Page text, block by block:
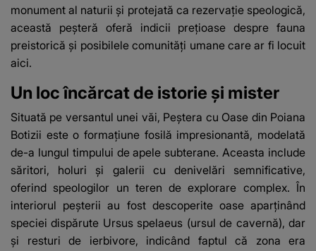
monument al naturii și protejată ca rezervație speologică,
această peșteră oferă indicii prețioase despre fauna
preistorică și posibilele comunități umane care ar fi locuit
aici.
Un loc încărcat de istorie și mister
Situată pe versantul unei văi, Peștera cu Oase din Poiana
Botizii este o formațiune fosilă impresionantă, modelată
de-a lungul timpului de apele subterane. Aceasta include
săritori, holuri și galerii cu denivelări semnificative,
oferind speologilor un teren de explorare complex. În
interiorul peșterii au fost descoperite oase aparținând
speciei dispărute Ursus spelaeus (ursul de cavernă), dar
și resturi de ierbivore, indicând faptul că zona era